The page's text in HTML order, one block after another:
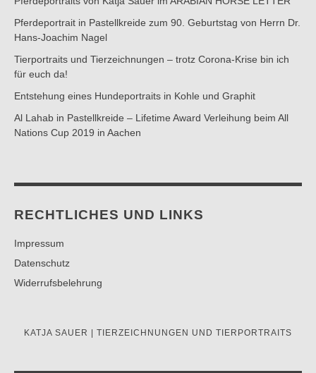
Pferdeportrait in Pastellkreide zum 90. Geburtstag von Herrn Dr.
Hans-Joachim Nagel
Tierportraits und Tierzeichnungen – trotz Corona-Krise bin ich
für euch da!
Entstehung eines Hundeportraits in Kohle und Graphit
Al Lahab in Pastellkreide – Lifetime Award Verleihung beim All
Nations Cup 2019 in Aachen
RECHTLICHES UND LINKS
Impressum
Datenschutz
Widerrufsbelehrung
KATJA SAUER | TIERZEICHNUNGEN UND TIERPORTRAITS